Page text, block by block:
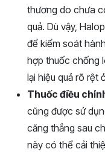
thương do chưa
quả. Dù vậy,
để kiểm soát
hợp thuốc chống
lại hiệu quả rõ rệt
Thuốc điều
cũng được sử
căng thẳng sau
này có thể cải